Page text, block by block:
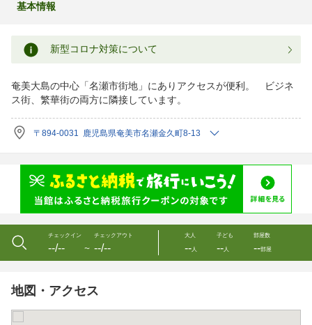
基本情報
新型コロナ対策について
奄美大島の中心「名瀬市街地」にありアクセスが便利。 ビジネ
ス街、繁華街の両方に隣接しています。
〒894-0031 鹿児島県奄美市名瀬金久町8-13
チェックイン
--/-- 〜
チェックアウト
--/--
大人
--人
子ども
--人
部屋数
--部屋
地図・アクセス